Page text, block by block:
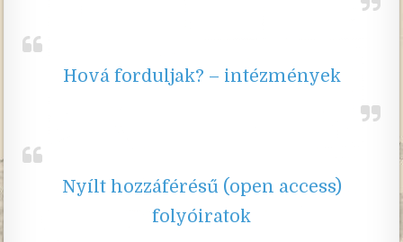
Hová forduljak? – intézmények
Nyílt hozzáférésű (open access)
folyóiratok